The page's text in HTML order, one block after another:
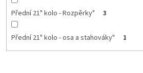
Přední 21" kolo - Rozpěrky" 3
Přední 21" kolo - osa a stahováky" 1